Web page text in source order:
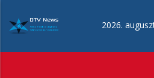
tartalomra
2026.